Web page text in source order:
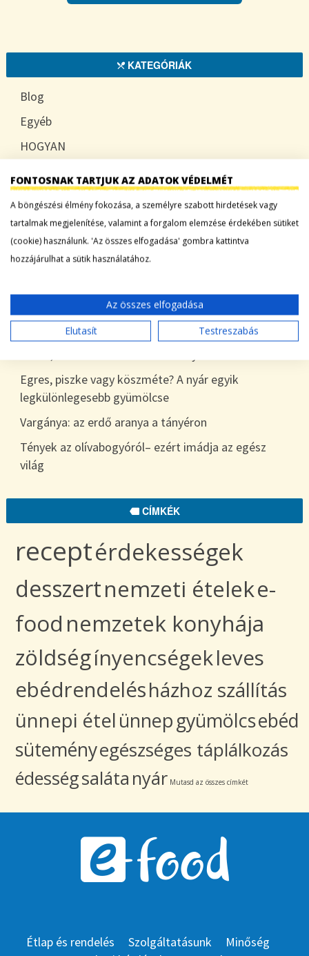
KATEGÓRIÁK
Blog
Egyéb
HOGYAN
LEGFRISSEBB BEJEGYZÉSEK
Sárgadinnye: a nyár édes íze, ami több mint
Tökszezon: sokoldalú alapanyagok a nyártól
egészen télig
Egres, piszke vagy köszméte? A nyár egyik
legkülönlegesebb gyümölcse
Vargánya: az erdő aranya a tányéron
Tények az olívabogyóról– ezért imádja az egész
világ
CÍMKÉK
receptérdekességek
desszertnemzeti ételeke-
food nemzetek konyhája
zöldségínyencségekleves
ebédrendelésházhoz szállítás
ünnepi ételünnepgyümölcsebéd
süteményegészséges táplálkozás
édességsaláta nyár Mutasd az összes címkét
Étlap és rendelés Szolgáltatásunk
Minőség
FONTOSNAK TARTJUK AZ ADATOK VÉDELMÉT
A böngészési élmény fokozása, a személyre szabott hirdetések vagy
tartalmak megjelenítése, valamint a forgalom elemzése érdekében sütiket
(cookie) használunk. 'Az összes elfogadása' gombra kattintva
hozzájárulhat a sütik használatához.
Az összes elfogadása
Elutasít
Testreszabás